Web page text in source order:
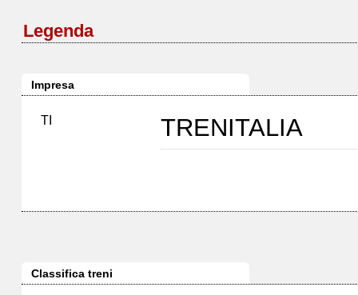
Legenda
Impresa
TI TRENITALIA
Classifica treni